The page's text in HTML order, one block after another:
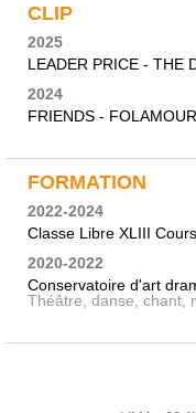
CLIP
2025
LEADER PRICE - THE
2024
FRIENDS - FOLAMOUR
FORMATION
2022-2024
Classe Libre XLIII
2020-2022
Conservatoire d'art
Théâtre, danse, chant,